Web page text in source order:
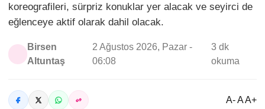
koreografileri, sürpriz konuklar yer alacak ve seyirci de
eğlenceye aktif olarak dahil olacak.
Birsen
Altuntaş
2 Ağustos 2026, Pazar -
06:08
3 dk
okuma
A- A A+